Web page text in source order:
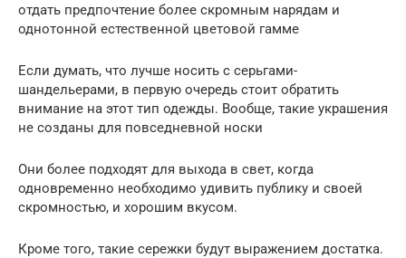
отдать предпочтение более скромным нарядам и
однотонной естественной цветовой гамме
Если думать, что лучше носить с серьгами-
шандельерами, в первую очередь стоит обратить
внимание на этот тип одежды. Вообще, такие украшения
не созданы для повседневной носки
Они более подходят для выхода в свет, когда
одновременно необходимо удивить публику и своей
скромностью, и хорошим вкусом.
Кроме того, такие сережки будут выражением достатка.